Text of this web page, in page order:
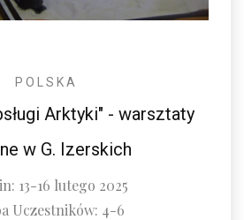
POLSKA
Arktyki" - warsztaty
w G. Izerskich
13-16 lutego 2025
Uczestników: 4-6